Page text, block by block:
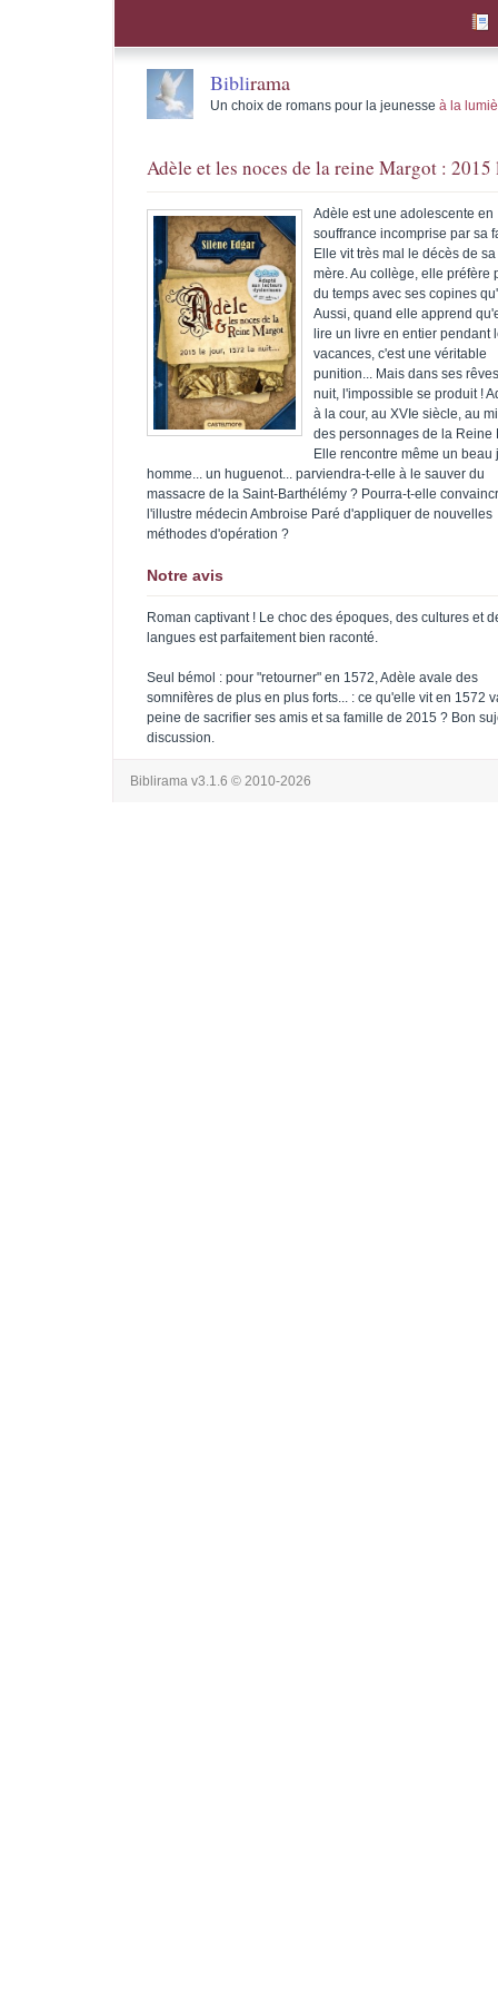
Biblirama
Un choix de romans pour la jeunesse à la
Adèle et les noces de la reine Margot :
Adèle est une adolescente en
souffrance incomprise par sa
Elle vit très mal le décès de
mère. Au collège, elle préfère
du temps avec ses copines
Aussi, quand elle apprend
lire un livre en entier pendant
vacances, c'est une véritable
punition... Mais dans ses
nuit, l'impossible se produit !
à la cour, au XVIe siècle, au
des personnages de la Reine
Elle rencontre même un beau
homme... un huguenot... parviendra-t-elle à le sauver du
massacre de la Saint-Barthélémy ? Pourra-t-elle
l'illustre médecin Ambroise Paré d'appliquer de nouvelles
méthodes d'opération ?
Notre avis
Roman captivant ! Le choc des époques, des cultures et
langues est parfaitement bien raconté.
Seul bémol : pour "retourner" en 1572, Adèle avale des
somnifères de plus en plus forts... : ce qu'elle vit en 1572
peine de sacrifier ses amis et sa famille de 2015 ? Bon
discussion.
Biblirama v3.1.6 © 2010-2026